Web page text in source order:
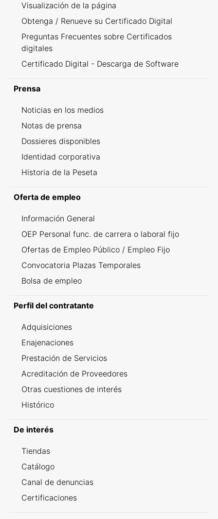
Visualización de la página
Obtenga / Renueve su Certificado Digital
Preguntas Frecuentes sobre Certificados
digitales
Certificado Digital - Descarga de Software
Prensa
Noticias en los medios
Notas de prensa
Dossieres disponibles
Identidad corporativa
Historia de la Peseta
Oferta de empleo
Información General
OEP Personal func. de carrera o laboral fijo
Ofertas de Empleo Público / Empleo Fijo
Convocatoria Plazas Temporales
Bolsa de empleo
Perfil del contratante
Adquisiciones
Enajenaciones
Prestación de Servicios
Acreditación de Proveedores
Otras cuestiones de interés
Histórico
De interés
Tiendas
Catálogo
Canal de denuncias
Certificaciones